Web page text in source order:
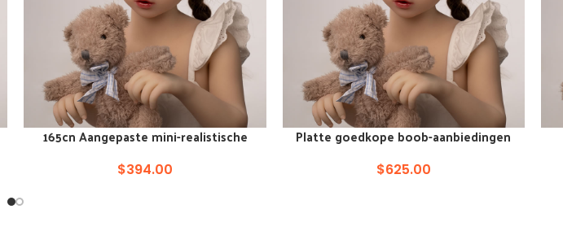
VOEG TOE AAN WINKELKAR
165cn Aangepaste mini-realistische
$394.00
VOEG TOE AAN WINKELKAR
Platte goedkope boob-aanbiedingen
$625.00